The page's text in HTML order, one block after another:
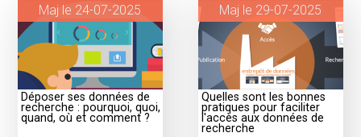
Maj le 24-07-2025
Déposer ses données de
recherche : pourquoi, quoi,
quand, où et comment ?
Maj le 29-07-2025
Quelles sont les bonnes
pratiques pour faciliter
l'accès aux données de
recherche